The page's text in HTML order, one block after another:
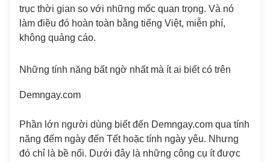
trục thời gian so với những mốc quan trọng. Và nó
làm điều đó hoàn toàn bằng tiếng Việt, miễn phí,
không quảng cáo.
Những tính năng bất ngờ nhất mà ít ai biết có trên
Demngay.com
Phần lớn người dùng biết đến Demngay.com qua tính
năng đếm ngày đến Tết hoặc tính ngày yêu. Nhưng
đó chỉ là bề nổi. Dưới đây là những công cụ ít được